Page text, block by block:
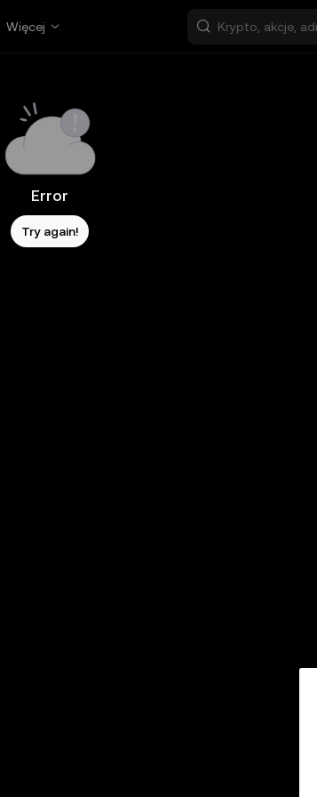
Więcej
Error
Try again!